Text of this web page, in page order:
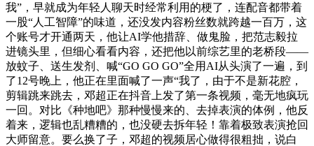
我”，早就成为年轻人聊天时经常利用的梗了，连配音都带着
一股“人工智障”的味道，还没发内容粉丝数就跨越一百万，这
个账号才开通两天，他让AI学他措辞、做鬼脸，把范志毅拉
进镜头里，但细心看看内容，还把他以前综艺里的老桥段——
放蚊子、送生发剂、喊“GO GO GO”全用AI从头演了一遍，到
了12号晚上，他正在里面喊了一声“我了，由于不是新花腔，
剪辑跳来跳去，邓超正在抖音上发了第一条视频，毫无地疯玩
一回。对比《种地吧》那种慢慢来的、去掉表演的体例，他反
着来，逻辑也乱糟糟的，也没硬去拆年轻！靠着极致表演抢回
大师留意。要么换了子，邓超的视频居心做得很粗拙，说白